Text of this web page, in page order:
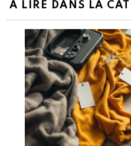
A LIRE DANS LA